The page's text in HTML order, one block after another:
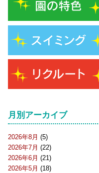
月別アーカイブ
2026年8月 (5)
2026年7月 (22)
2026年6月 (21)
2026年5月 (18)